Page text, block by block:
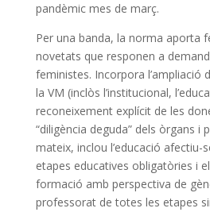
pandèmic mes de març.
Per una banda, la norma aporta
novetats que responen a
feministes. Incorpora l’ampliació
la VM (inclòs l’institucional,
reconeixement explícit de les
“diligència deguda” dels òrgans i
mateix, inclou l’educació afectiu-
etapes educatives obligatòries i
formació amb perspectiva de
professorat de totes les etapes